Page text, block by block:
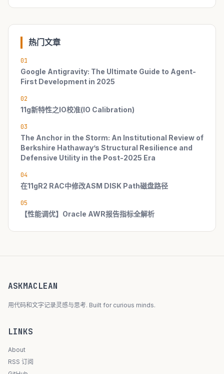
热门文章
01
Google Antigravity: The Ultimate Guide to Agent-
First Development in 2025
02
11g新特性之IO校准(IO Calibration)
03
The Anchor in the Storm: An Institutional Review of
Berkshire Hathaway’s Structural Resilience and
Defensive Utility in the Post-2025 Era
04
在11gR2 RAC中修改ASM DISK Path磁盘路径
05
【性能调优】Oracle AWR报告指标全解析
ASKMACLEAN
用代码和文字记录灵感与思考. Built for curious minds.
LINKS
About
RSS 订阅